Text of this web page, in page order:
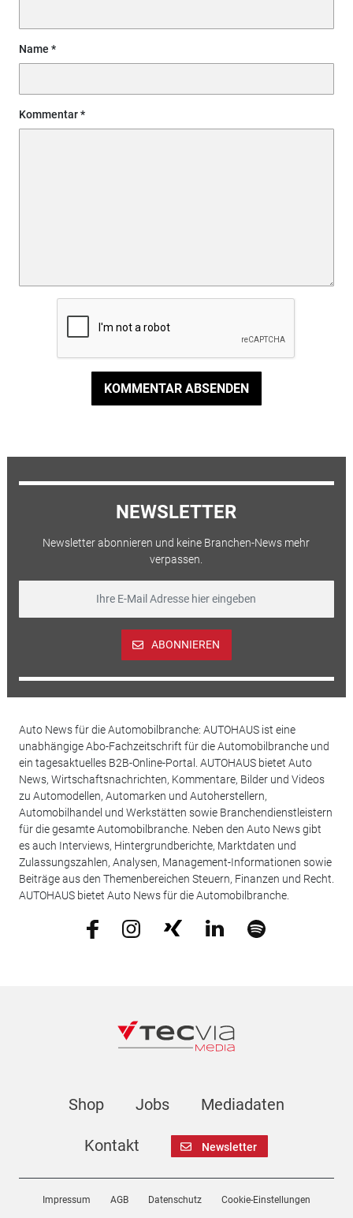
Name
Kommentar
KOMMENTAR ABSENDEN
NEWSLETTER
Newsletter abonnieren und keine Branchen-News mehr
verpassen.
ABONNIEREN
Auto News für die Automobilbranche: AUTOHAUS ist eine
unabhängige Abo-Fachzeitschrift für die Automobilbranche und
ein tagesaktuelles B2B-Online-Portal. AUTOHAUS bietet Auto
News, Wirtschaftsnachrichten, Kommentare, Bilder und Videos
zu Automodellen, Automarken und Autoherstellern,
Automobilhandel und Werkstätten sowie Branchendienstleistern
für die gesamte Automobilbranche. Neben den Auto News gibt
es auch Interviews, Hintergrundberichte, Marktdaten und
Zulassungszahlen, Analysen, Management-Informationen sowie
Beiträge aus den Themenbereichen Steuern, Finanzen und Recht.
AUTOHAUS bietet Auto News für die Automobilbranche.
Shop Jobs Mediadaten
Kontakt Newsletter
Impressum AGB Datenschutz Cookie-Einstellungen